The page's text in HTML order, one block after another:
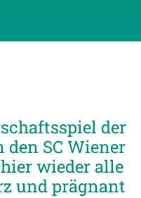
der
den SC Wiener
wieder alle
und prägnant